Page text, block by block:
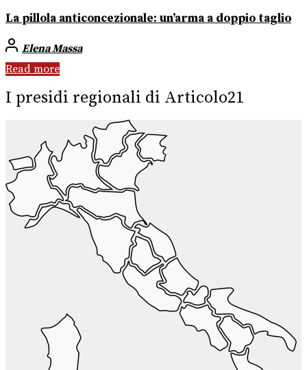
La pillola anticoncezionale: un’arma a doppio taglio
Elena Massa
Read more
I presidi regionali di Articolo21